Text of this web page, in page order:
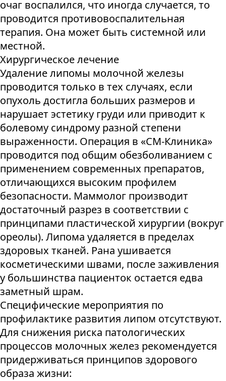
очаг воспалился, что иногда случается, то
проводится противовоспалительная
терапия. Она может быть системной или
местной.
Хирургическое лечение
Удаление липомы молочной железы
проводится только в тех случаях, если
опухоль достигла больших размеров и
нарушает эстетику груди или приводит к
болевому синдрому разной степени
выраженности. Операция в «СМ-Клиника»
проводится под общим обезболиванием с
применением современных препаратов,
отличающихся высоким профилем
безопасности. Маммолог производит
достаточный разрез в соответствии с
принципами пластической хирургии (вокруг
ореолы). Липома удаляется в пределах
здоровых тканей. Рана ушивается
косметическими швами, после заживления
у большинства пациенток остается едва
заметный шрам.
Специфические мероприятия по
профилактике развития липом отсутствуют.
Для снижения риска патологических
процессов молочных желез рекомендуется
придерживаться принципов здорового
образа жизни: